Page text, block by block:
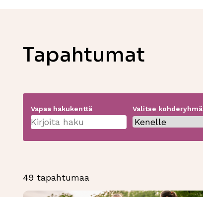
Tapahtumat
Vapaa hakukenttä Valitse kohderyhmä
49 tapahtumaa